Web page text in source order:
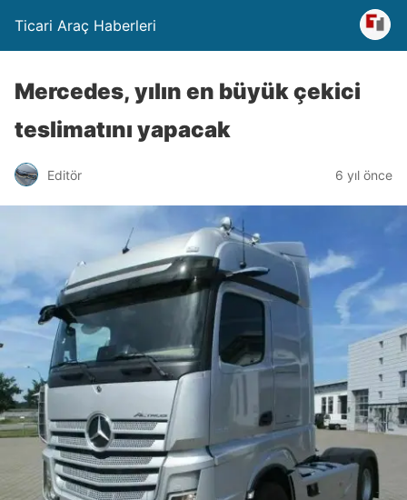
Ticari Araç Haberleri
Mercedes, yılın en büyük çekici
teslimatını yapacak
Editör 6 yıl önce